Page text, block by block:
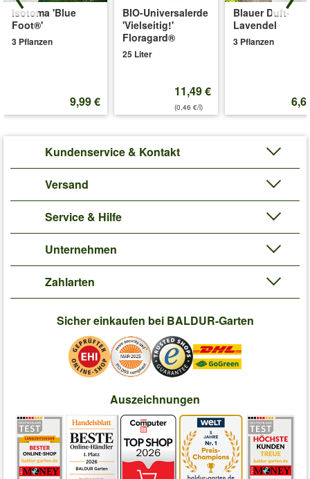
Isotoma 'Blue
Foot®'
3 Pflanzen
9,99 €
BIO-Universalerde
'Vielseitig!'
Floragard®
25 Liter
11,49 €
(0,46 €/l)
Blauer Duft-
Lavendel
3 Pflanzen
Kundenservice & Kontakt
Versand
Service & Hilfe
Unternehmen
Zahlarten
Sicher einkaufen bei BALDUR-Garten
Auszeichnungen